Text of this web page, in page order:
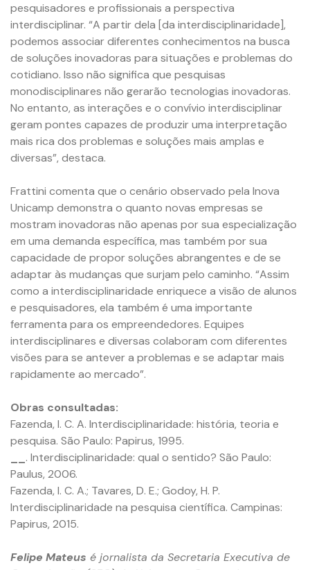
pesquisadores e profissionais a perspectiva
interdisciplinar. “A partir dela [da interdisciplinaridade],
podemos associar diferentes conhecimentos na busca
de soluções inovadoras para situações e problemas do
cotidiano. Isso não significa que pesquisas
monodisciplinares não gerarão tecnologias inovadoras.
No entanto, as interações e o convívio interdisciplinar
geram pontes capazes de produzir uma interpretação
mais rica dos problemas e soluções mais amplas e
diversas”, destaca.
Frattini comenta que o cenário observado pela Inova
Unicamp demonstra o quanto novas empresas se
mostram inovadoras não apenas por sua especialização
em uma demanda específica, mas também por sua
capacidade de propor soluções abrangentes e de se
adaptar às mudanças que surjam pelo caminho. “Assim
como a interdisciplinaridade enriquece a visão de alunos
e pesquisadores, ela também é uma importante
ferramenta para os empreendedores. Equipes
interdisciplinares e diversas colaboram com diferentes
visões para se antever a problemas e se adaptar mais
rapidamente ao mercado”.
Obras consultadas:
Fazenda, I. C. A. Interdisciplinaridade: história, teoria e
pesquisa. São Paulo: Papirus, 1995.
. Interdisciplinaridade: qual o sentido? São Paulo:
Paulus, 2006.
Fazenda, I. C. A.; Tavares, D. E.; Godoy, H. P.
Interdisciplinaridade na pesquisa científica. Campinas:
Papirus, 2015.
Felipe Mateus é jornalista da Secretaria Executiva de